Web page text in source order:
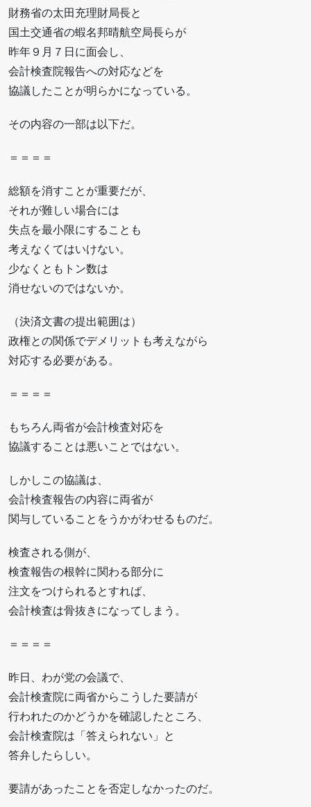
財務省の太田充理財局長と
国土交通省の蝦名邦晴航空局長らが
昨年９月７日に面会し、
会計検査院報告への対応などを
協議したことが明らかになっている。
その内容の一部は以下だ。
＝＝＝＝
総額を消すことが重要だが、
それが難しい場合には
失点を最小限にすることも
考えなくてはいけない。
少なくともトン数は
消せないのではないか。
（決済文書の提出範囲は）
政権との関係でデメリットも考えながら
対応する必要がある。
＝＝＝＝
もちろん両省が会計検査対応を
協議することは悪いことではない。
しかしこの協議は、
会計検査報告の内容に両省が
関与していることをうかがわせるものだ。
検査される側が、
検査報告の根幹に関わる部分に
注文をつけられるとすれば、
会計検査は骨抜きになってしまう。
＝＝＝＝
昨日、わが党の会議で、
会計検査院に両省からこうした要請が
行われたのかどうかを確認したところ、
会計検査院は「答えられない」と
答弁したらしい。
要請があったことを否定しなかったのだ。